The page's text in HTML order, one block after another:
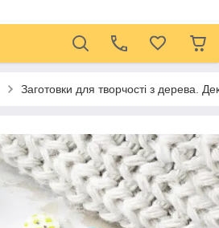
Заготовки для творчості з дерева.